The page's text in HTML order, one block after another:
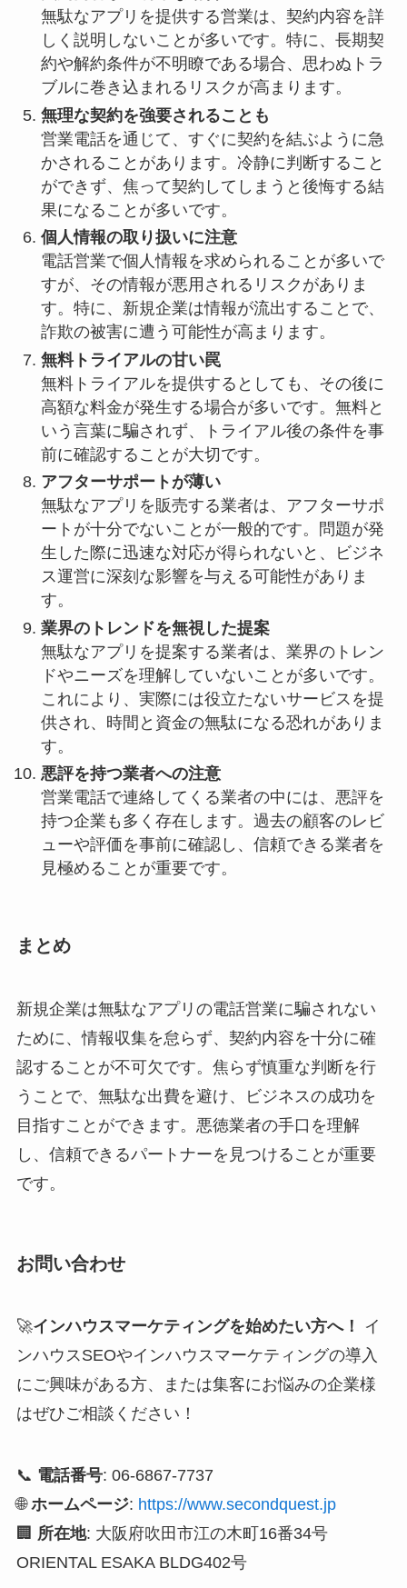
無駄なアプリを提供する営業は、契約内容を詳
しく説明しないことが多いです。特に、長期契
約や解約条件が不明瞭である場合、思わぬトラ
ブルに巻き込まれるリスクが高まります。
無理な契約を強要されることも
営業電話を通じて、すぐに契約を結ぶように急
かされることがあります。冷静に判断すること
ができず、焦って契約してしまうと後悔する結
果になることが多いです。
個人情報の取り扱いに注意
電話営業で個人情報を求められることが多いで
すが、その情報が悪用されるリスクがありま
す。特に、新規企業は情報が流出することで、
詐欺の被害に遭う可能性が高まります。
無料トライアルの甘い罠
無料トライアルを提供するとしても、その後に
高額な料金が発生する場合が多いです。無料と
いう言葉に騙されず、トライアル後の条件を事
前に確認することが大切です。
アフターサポートが薄い
無駄なアプリを販売する業者は、アフターサポ
ートが十分でないことが一般的です。問題が発
生した際に迅速な対応が得られないと、ビジネ
ス運営に深刻な影響を与える可能性がありま
す。
業界のトレンドを無視した提案
無駄なアプリを提案する業者は、業界のトレン
ドやニーズを理解していないことが多いです。
これにより、実際には役立たないサービスを提
供され、時間と資金の無駄になる恐れがありま
す。
悪評を持つ業者への注意
営業電話で連絡してくる業者の中には、悪評を
持つ企業も多く存在します。過去の顧客のレビ
ューや評価を事前に確認し、信頼できる業者を
見極めることが重要です。
まとめ
新規企業は無駄なアプリの電話営業に騙されない
ために、情報収集を怠らず、契約内容を十分に確
認することが不可欠です。焦らず慎重な判断を行
うことで、無駄な出費を避け、ビジネスの成功を
目指すことができます。悪徳業者の手口を理解
し、信頼できるパートナーを見つけることが重要
です。
お問い合わせ
🚀インハウスマーケティングを始めたい方へ！
イ
ンハウスSEOやインハウスマーケティングの導入
にご興味がある方、または集客にお悩みの企業様
はぜひご相談ください！
📞 電話番号: 06-6867-7737
🌐ホームページ: https://www.secondquest.jp
🏢 所在地: 大阪府吹田市江の木町16番34号
ORIENTAL ESAKA BLDG402号